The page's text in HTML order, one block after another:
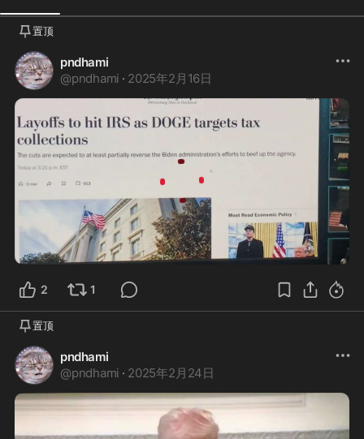
置顶
pndhami
@pndhami · 2025年2月16日
1:53
2 1
置顶
pndhami
@pndhami · 2025年2月24日